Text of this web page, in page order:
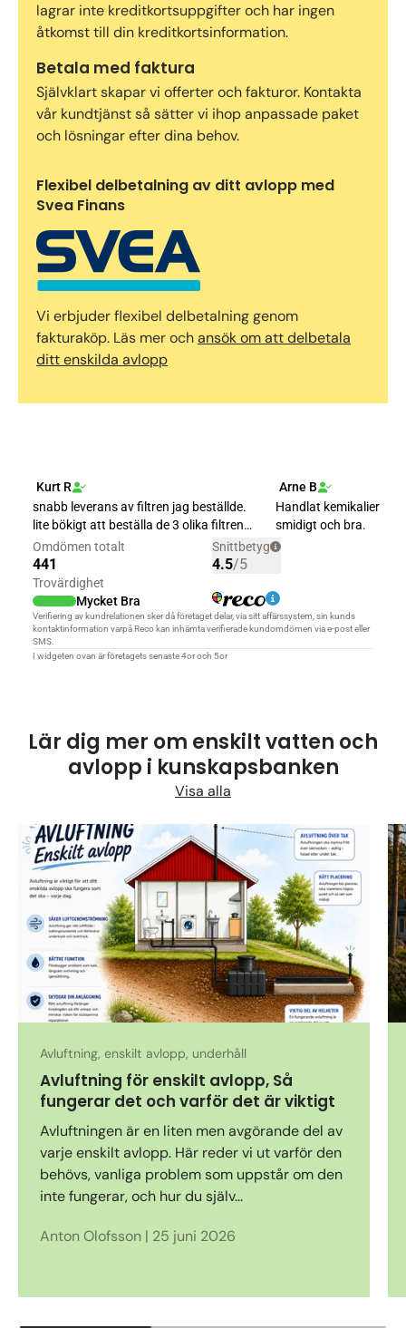
lagrar inte kreditkortsuppgifter och har ingen
åtkomst till din kreditkortsinformation.
Betala med faktura
Självklart skapar vi offerter och fakturor. Kontakta
vår kundtjänst så sätter vi ihop anpassade paket
och lösningar efter dina behov.
Flexibel delbetalning av ditt avlopp med
Svea Finans
Vi erbjuder flexibel delbetalning genom
fakturaköp. Läs mer ochansök om att delbetala
ditt enskilda avlopp
Lär dig mer om enskilt vatten och
avlopp i kunskapsbanken
Visa alla
Avluftning, enskilt avlopp, underhåll
Avluftning för enskilt avlopp, Så
fungerar det och varför det är viktigt
Avluftningen är en liten men avgörande del av
varje enskilt avlopp. Här reder vi ut varför den
behövs, vanliga problem som uppstår om den
inte fungerar, och hur du själv...
Anton Olofsson | 25 juni 2026